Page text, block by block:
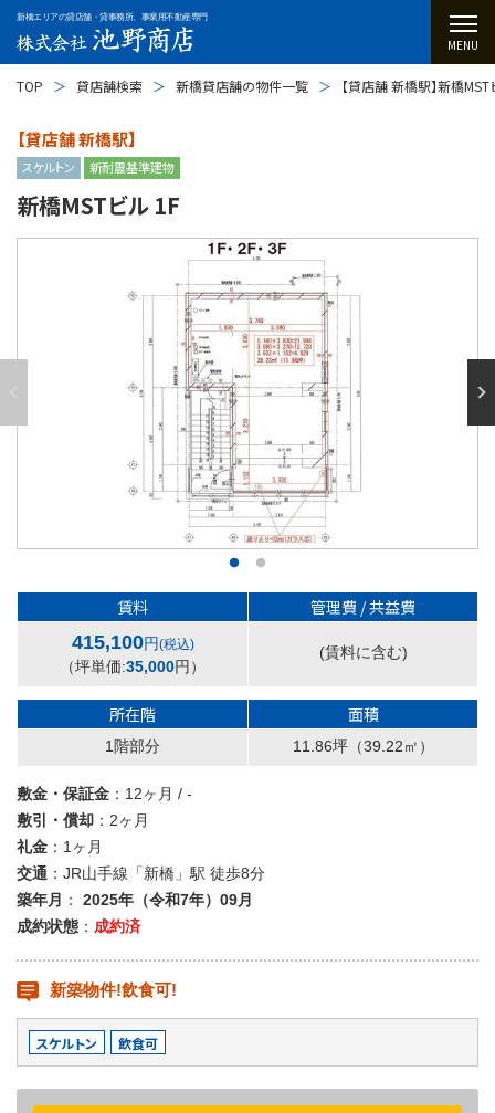
新橋エリアの貸店舗・貸事務所、事業用不動産専門
MENU
TOP 貸店舗検索 新橋貸店舗の物件一覧 【貸店舗 新橋駅】新橋MST
【貸店舗 新橋駅】
スケルトン 新耐震基準建物
新橋MSTビル 1F
賃料
管理費 / 共益費
415,100円(税込)
（坪単価:35,000円）
(賃料に含む)
所在階 面積
1階部分 11.86坪（39.22㎡）
敷金・保証金 ：12ヶ月 / -
敷引・償却 ：2ヶ月
礼金 ：1ヶ月
交通 ：JR山手線「新橋」駅 徒歩8分
築年月
： 2025年（令和7年）09月
成約状態 ： 成約済
新築物件!飲食可!
スケルトン 飲食可